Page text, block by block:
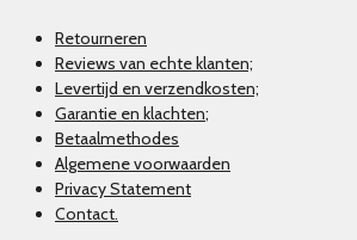
Retourneren
Reviews van echte klanten;
Levertijd en verzendkosten;
Garantie en klachten;
Betaalmethodes
Algemene voorwaarden
Privacy Statement
Contact.